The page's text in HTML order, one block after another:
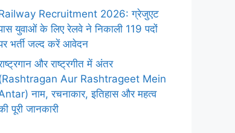
Recruitment 2026: ग्रेजुएट
युवाओं के लिए रेलवे ने निकाली 119 पदों
भर्ती जल्द करें आवेदन
और राष्ट्रगीत में अंतर
Aur Rashtrageet Mein
नाम, रचनाकार, इतिहास और महत्व
पूरी जानकारी